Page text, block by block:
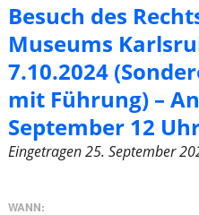
Besuch des
Museums
7.10.2024
mit Führung) –
September 12
Eingetragen25. September
WANN: